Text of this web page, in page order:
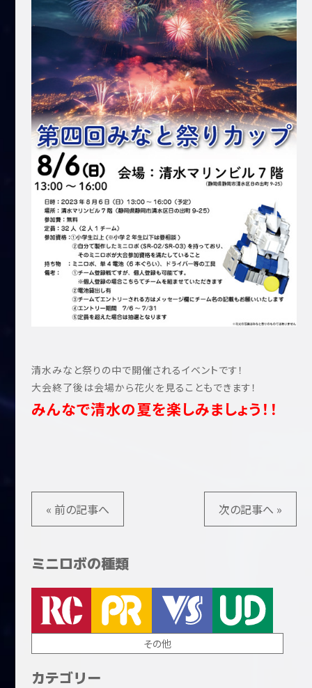
清水みなと祭りの中で開催されるイベントです！
大会終了後は会場から花火を見ることもできます！
みんなで清水の夏を楽しみましょう！！
« 前の記事へ 次の記事へ »
ミニロボの種類
その他
カテゴリー